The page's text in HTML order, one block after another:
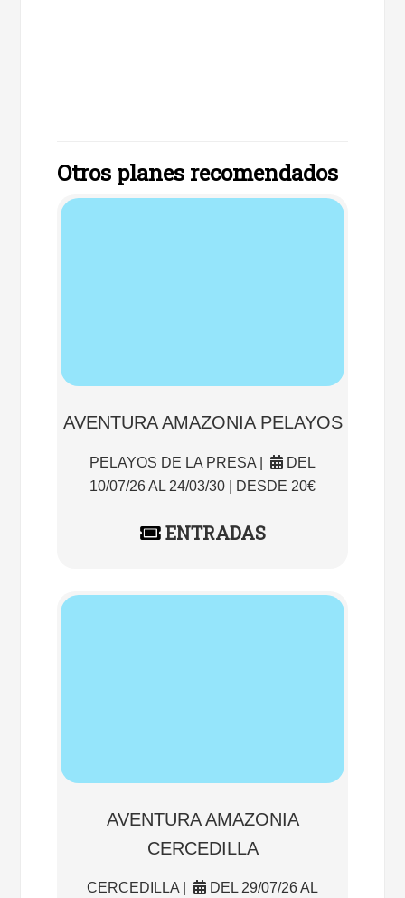
Otros planes recomendados
AVENTURA AMAZONIA PELAYOS
PELAYOS DE LA PRESA |
DEL
10/07/26 AL 24/03/30 | DESDE 20€
ENTRADAS
AVENTURA AMAZONIA
CERCEDILLA
CERCEDILLA |
DEL 29/07/26 AL